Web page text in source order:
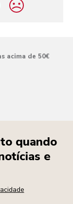
acima de 50€
quando
e